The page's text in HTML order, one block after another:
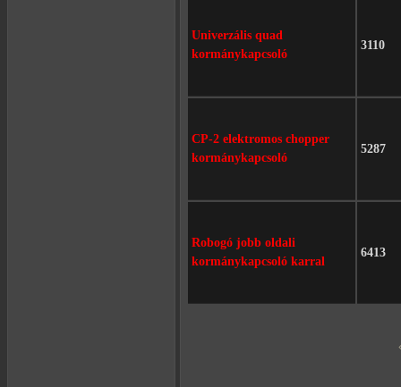
Univerzális quad
kormánykapcsoló
3110
CP-2 elektromos chopper
kormánykapcsoló
5287
Robogó jobb oldali
kormánykapcsoló karral
6413